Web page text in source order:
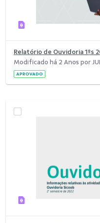
Relatório de Ouvidoria 1ºs
Modificado há 2 Anos por
APROVADO